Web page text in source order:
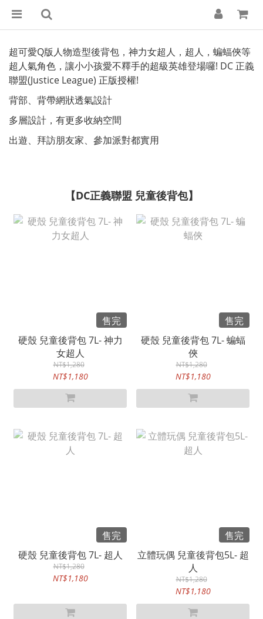
超可愛Q版人物造型後背包，神力女超人，超人，蝙蝠俠等
超人氣角色，讓小小孩愛不釋手的超級英雄登場囉! DC 正義
聯盟(Justice League) 正版授權!
背部、背帶網狀透氣設計
多層設計，有更多收納空間
出遊、拜訪朋友家、參加派對都實用
【DC正義聯盟 兒童後背包】
售完
硬殼 兒童後背包 7L- 神力
女超人
NT$1,280
NT$1,180
售完
硬殼 兒童後背包 7L- 蝙蝠
俠
NT$1,280
NT$1,180
售完
硬殼 兒童後背包 7L- 超人
NT$1,280
NT$1,180
售完
立體玩偶 兒童後背包5L- 超
人
NT$1,280
NT$1,180